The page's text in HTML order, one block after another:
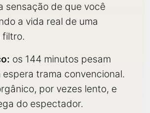
sensação de que você
a vida real de uma
filtro.
os 144 minutos pesam
espera trama convencional.
por vezes lento, e
do espectador.